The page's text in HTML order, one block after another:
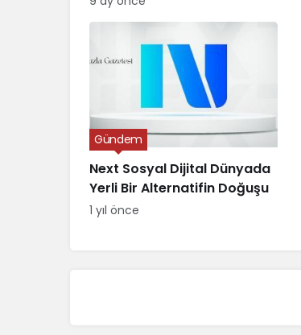
Next Sosyal Dijital Dünyada
Yerli Bir Alternatifin Doğuşu
Gündem
1 yıl önce